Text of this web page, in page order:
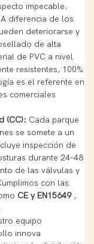
impecable.
A diferencia de los
deteriorarse y
de alta
de PVC a nivel
resistentes, 100%
es el referente en
comerciales
(CC): Cada parque
se somete a un
inspección de
durante 24-48
de las válvulas y
con las
CE y EN15649,
equipo
innova